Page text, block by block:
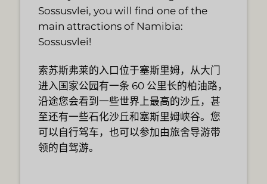
Sossusvlei, you will find one of the
main attractions of Namibia:
Sossusvlei!
索苏斯弗莱的入口位于塞斯里姆，从大门
进入国家公园有一条 60 公里长的柏油路，
沿途您会看到一些世界上最高的沙丘，甚
至还有一些石化沙丘和塞斯里姆峡谷。您
可以自行驾车，也可以参加由旅舍导游带
领的自驾游。